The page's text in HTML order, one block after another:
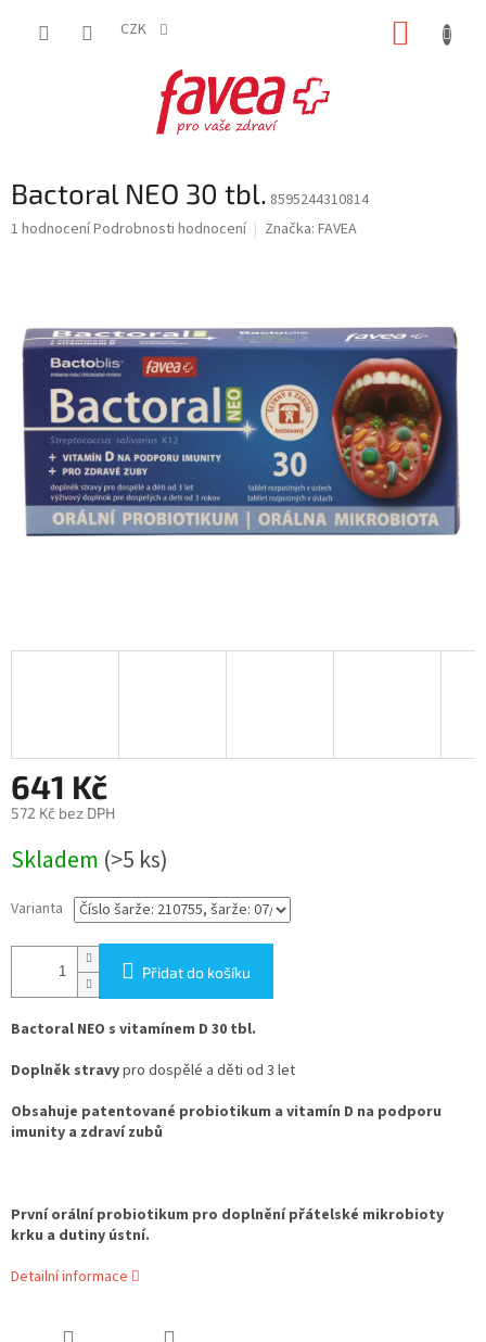
CZK
Bactoral NEO 30 tbl. 8595244310814
Průměrné
hvězdiček.
1 hodnoceníPodrobnosti hodnocení Značka: FAVEA
641 Kč
572 Kč bez DPH
cena:
Skladem (>5 ks)
Varianta
Přidat do košíku
Bactoral NEO s vitamínem D 30 tbl.
Doplněk stravypro dospělé a děti od 3 let
Obsahuje patentované probiotikum a vitamín D na podporu
imunity a zdraví zubů
První orální probiotikum pro doplnění přátelské mikrobioty
krku a dutiny ústní.
Detailní informace